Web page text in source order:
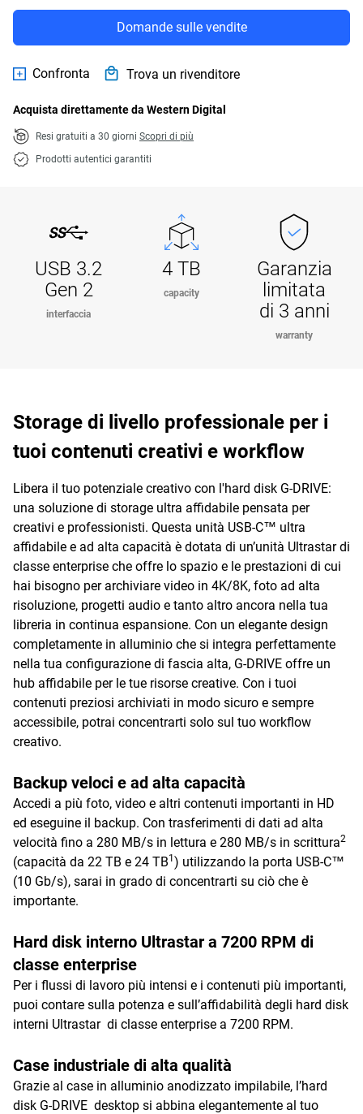
Domande sulle vendite
Confronta Trova un rivenditore
Acquista direttamente da Western Digital
Resi gratuiti a 30 giorni Scopri di più
Prodotti autentici garantiti
USB 3.2
Gen 2
interfaccia
4 TB
capacity
Garanzia
limitata
di 3 anni
warranty
Storage di livello professionale per i
tuoi contenuti creativi e workflow
Libera il tuo potenziale creativo con l'hard disk G-DRIVE:
una soluzione di storage ultra affidabile pensata per
creativi e professionisti. Questa unità USB-C™ ultra
affidabile e ad alta capacità è dotata di un’unità Ultrastar di
classe enterprise che offre lo spazio e le prestazioni di cui
hai bisogno per archiviare video in 4K/8K, foto ad alta
risoluzione, progetti audio e tanto altro ancora nella tua
libreria in continua espansione. Con un elegante design
completamente in alluminio che si integra perfettamente
nella tua configurazione di fascia alta, G-DRIVE offre un
hub affidabile per le tue risorse creative. Con i tuoi
contenuti preziosi archiviati in modo sicuro e sempre
accessibile, potrai concentrarti solo sul tuo workflow
creativo.
Backup veloci e ad alta capacità
Accedi a più foto, video e altri contenuti importanti in HD
ed eseguine il backup. Con trasferimenti di dati ad alta
velocità fino a 280 MB/s in lettura e 280 MB/s in scrittura2
(capacità da 22 TB e 24 TB1 ) utilizzando la porta USB-C™
(10 Gb/s), sarai in grado di concentrarti su ciò che è
importante.
Hard disk interno Ultrastar a 7200 RPM di
classe enterprise
Per i flussi di lavoro più intensi e i contenuti più importanti,
puoi contare sulla potenza e sull’affidabilità degli hard disk
interni Ultrastar di classe enterprise a 7200 RPM.
Case industriale di alta qualità
Grazie al case in alluminio anodizzato impilabile, l’hard
disk G-DRIVE desktop si abbina elegantemente al tuo